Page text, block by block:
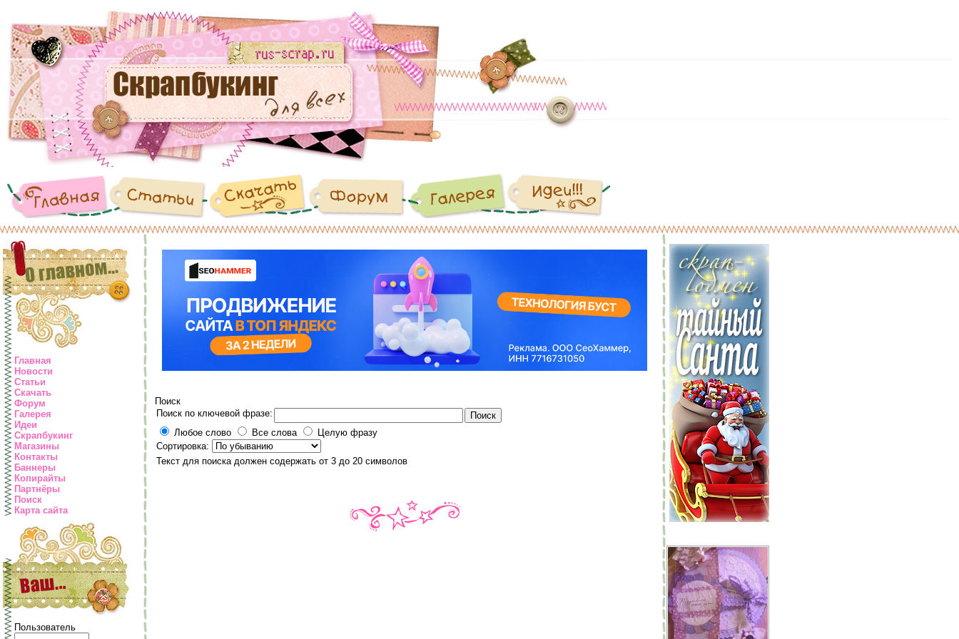
Главная
Новости
Статьи
Скачать
Форум
Галерея
Идеи
Скрапбукинг
Магазины
Контакты
Баннеры
Копирайты
Партнёры
Поиск
Карта сайта
Пользователь
Поиск
Поиск по ключевой фразе:
Любое слово
Все слова
Целую фразу
Сортировка:
Текст для поиска должен содержать от 3 до 20 символов